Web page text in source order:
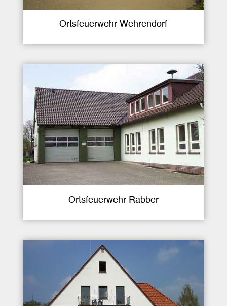
Ortsfeuerwehr Wehrendorf
Ortsfeuerwehr Rabber